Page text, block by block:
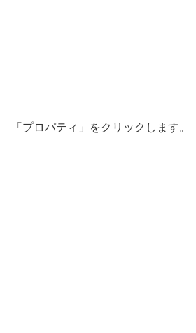
「プロパティ」をクリックします。